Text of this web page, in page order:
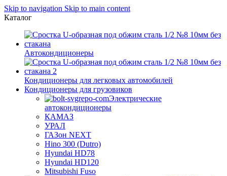
Skip to navigation Skip to main content
Каталог
Автокондиционеры
Кондиционеры для легковых автомобилей
Кондиционеры для грузовиков
Электрические
автокондиционеры
КАМАЗ
УРАЛ
ГАЗон NEXT
Hino 300 (Dutro)
Hyundai HD78
Hyundai HD120
Mitsubishi Fuso